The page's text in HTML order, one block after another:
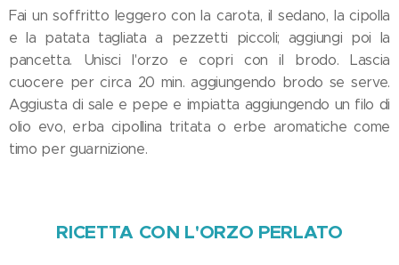
Fai un soffritto leggero con la carota, il sedano, la cipolla
e la patata tagliata a pezzetti piccoli; aggiungi poi la
pancetta. Unisci l'orzo e copri con il brodo. Lascia
cuocere per circa 20 min. aggiungendo brodo se serve.
Aggiusta di sale e pepe e impiatta aggiungendo un filo di
olio evo, erba cipollina tritata o erbe aromatiche come
timo per guarnizione.
RICETTA CON L'ORZO PERLATO